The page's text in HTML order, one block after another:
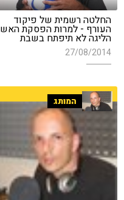
החלטה רשמית של פיקוד
העורף - למרות הפסקת האש
הליגה לא תיפתח בשבת
27/08/2014
המותג